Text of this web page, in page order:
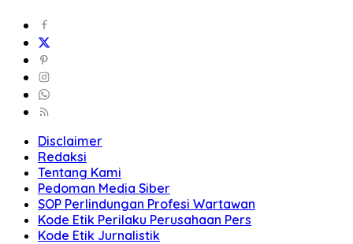
Disclaimer
Redaksi
Tentang Kami
Pedoman Media Siber
SOP Perlindungan Profesi Wartawan
Kode Etik Perilaku Perusahaan Pers
Kode Etik Jurnalistik